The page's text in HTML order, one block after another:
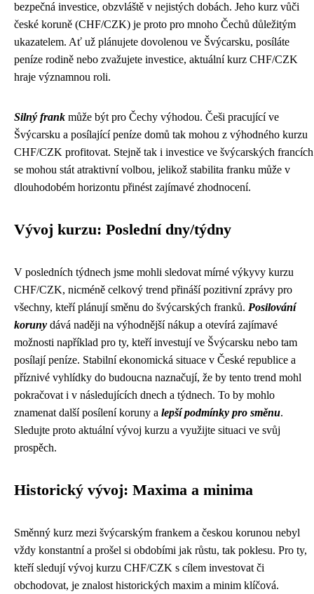
bezpečná investice, obzvláště v nejistých dobách. Jeho kurz vůči
české koruně (CHF/CZK) je proto pro mnoho Čechů důležitým
ukazatelem. Ať už plánujete dovolenou ve Švýcarsku, posíláte
peníze rodině nebo zvažujete investice, aktuální kurz CHF/CZK
hraje významnou roli.
Silný frank může být pro Čechy výhodou. Češi pracující ve
Švýcarsku a posílající peníze domů tak mohou z výhodného kurzu
CHF/CZK profitovat. Stejně tak i investice ve švýcarských francích
se mohou stát atraktivní volbou, jelikož stabilita franku může v
dlouhodobém horizontu přinést zajímavé zhodnocení.
Vývoj kurzu: Poslední dny/týdny
V posledních týdnech jsme mohli sledovat mírné výkyvy kurzu
CHF/CZK, nicméně celkový trend přináší pozitivní zprávy pro
všechny, kteří plánují směnu do švýcarských franků. Posilování
koruny dává naději na výhodnější nákup a otevírá zajímavé
možnosti například pro ty, kteří investují ve Švýcarsku nebo tam
posílají peníze. Stabilní ekonomická situace v České republice a
příznivé vyhlídky do budoucna naznačují, že by tento trend mohl
pokračovat i v následujících dnech a týdnech. To by mohlo
znamenat další posílení koruny a lepší podmínky pro směnu.
Sledujte proto aktuální vývoj kurzu a využijte situaci ve svůj
prospěch.
Historický vývoj: Maxima a minima
Směnný kurz mezi švýcarským frankem a českou korunou nebyl
vždy konstantní a prošel si obdobími jak růstu, tak poklesu. Pro ty,
kteří sledují vývoj kurzu CHF/CZK s cílem investovat či
obchodovat, je znalost historických maxim a minim klíčová.